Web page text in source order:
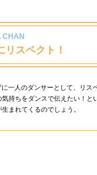
スペクト！
人のダンサーとして、リス
持ちをダンスで伝えたい！
まれてくるのでしょう。